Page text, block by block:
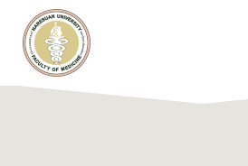
คณะแพทยศาสตร์